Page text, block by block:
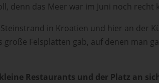
denn das Meer war im Juni noch recht
in Kroatien und hier an der
große Felsplatten gab, auf denen man
Restaurants und der Platz an